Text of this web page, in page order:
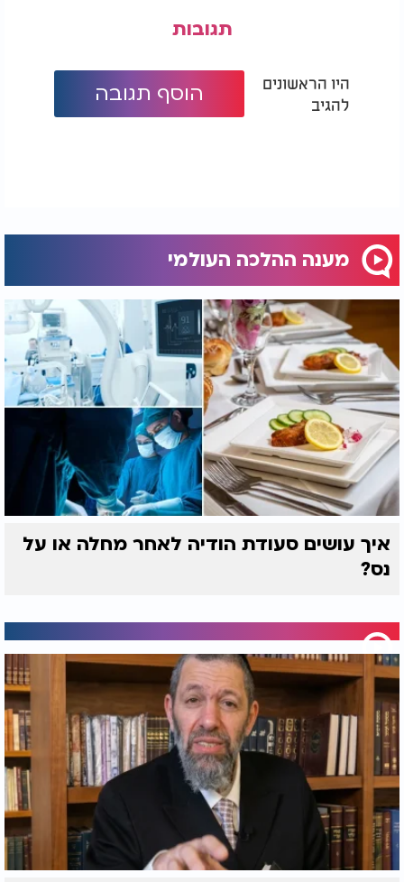
תגובות
היו הראשונים
להגיב
הוסף תגובה
מענה ההלכה העולמי
איך עושים סעודת הודיה לאחר מחלה או על
נס?